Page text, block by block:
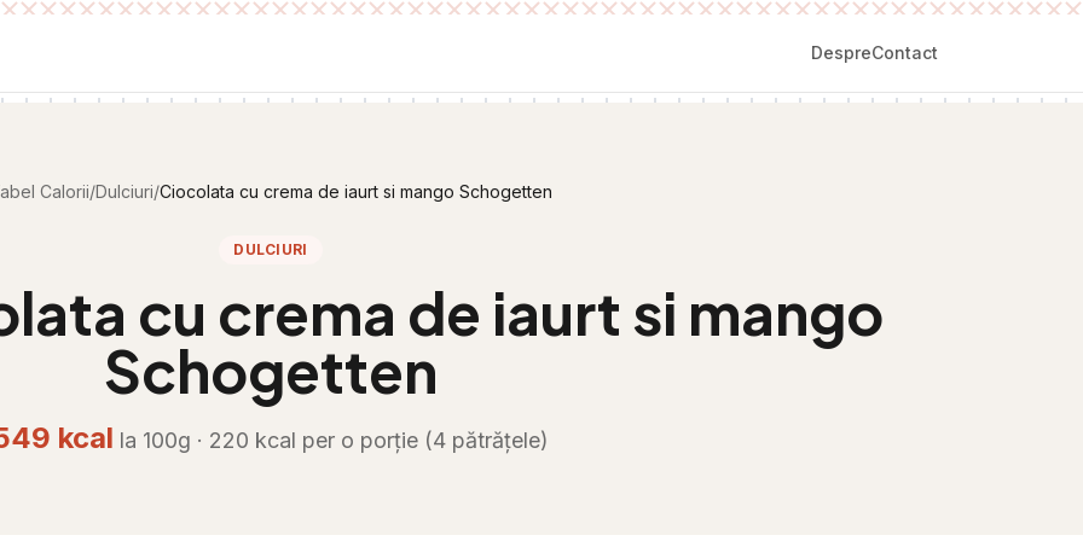
DespreContact
Calorii/Dulciuri/Ciocolata cu crema de iaurt si mango Schogetten
DULCIURI
cu crema de iaurt si mango
Schogetten
kcal la 100g · 220 kcal per o porție (4 pătrățele)